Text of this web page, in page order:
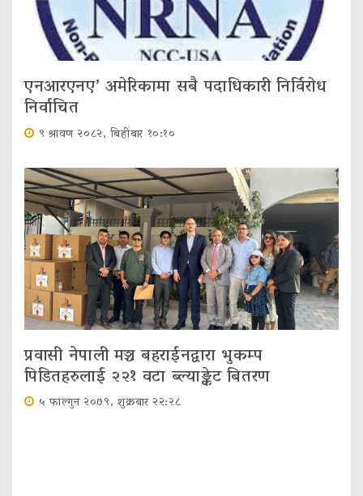
एनआरएनए’ अमेरिकामा सबै पदाधिकारी निर्विरोध
निर्वाचित
९ श्रावण २०८२, बिहीबार १०:१०
प्रवासी नेपाली मञ्च बहराईनद्वारा भुकम्प
पिडितहरुलाई २२१ वटा ब्ल्याङ्केट बितरण
५ फाल्गुन २०७९, शुक्रबार २२:२८